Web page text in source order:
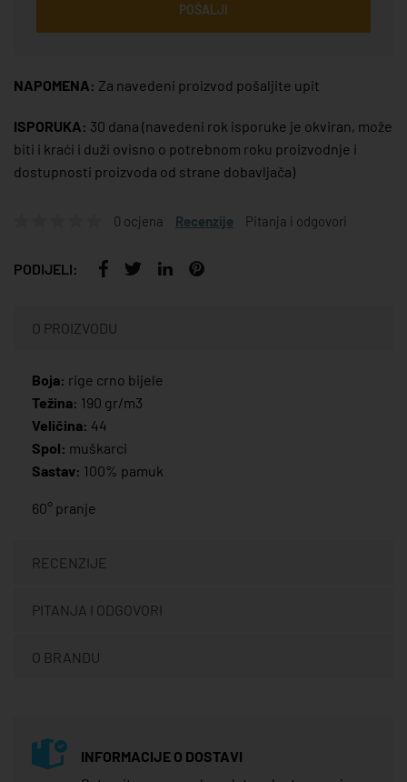
POŠALJI
NAPOMENA: Za navedeni proizvod pošaljite upit
ISPORUKA: 30 dana (navedeni rok isporuke je okviran, može
biti i kraći i duži ovisno o potrebnom roku proizvodnje i
dostupnosti proizvoda od strane dobavljača)
0 ocjena Recenzije Pitanja i odgovori
PODIJELI:
O PROIZVODU
Boja: rige crno bijele
Težina: 190 gr/m3
Veličina: 44
Spol: muškarci
Sastav: 100% pamuk
60° pranje
RECENZIJE
PITANJA I ODGOVORI
O BRANDU
INFORMACIJE O DOSTAVI